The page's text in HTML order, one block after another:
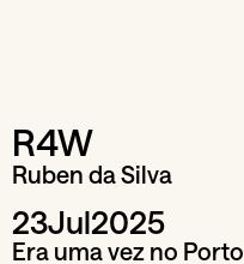
R4W
Ruben da Silva
23Jul2025
Era uma vez no Porto